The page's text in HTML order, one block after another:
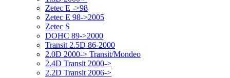
Zetec E ->98
Zetec E 98->2005
Zetec S
DOHC 89->2000
Transit 2.5D 86-2000
2.0D 2000-> Transit/Mondeo
2.4D Transit 2000->
2.2D Transit 2006->